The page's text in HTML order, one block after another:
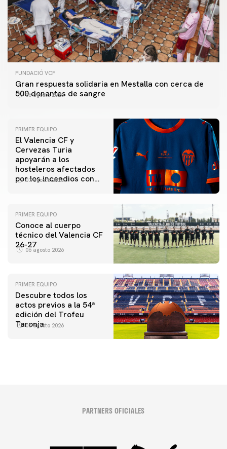
FUNDACIÓ VCF
Gran respuesta solidaria en Mestalla con cerca de
500 donantes de sangre
06 agosto 2026
PRIMER EQUIPO
El Valencia CF y
Cervezas Turia
apoyarán a los
hosteleros afectados
por los incendios con
07 agosto 2026
PRIMER EQUIPO
Conoce al cuerpo
técnico del Valencia CF
26-27
06 agosto 2026
PRIMER EQUIPO
Descubre todos los
actos previos a la 54ª
edición del Trofeu
Taronja
06 agosto 2026
PARTNERS OFICIALES